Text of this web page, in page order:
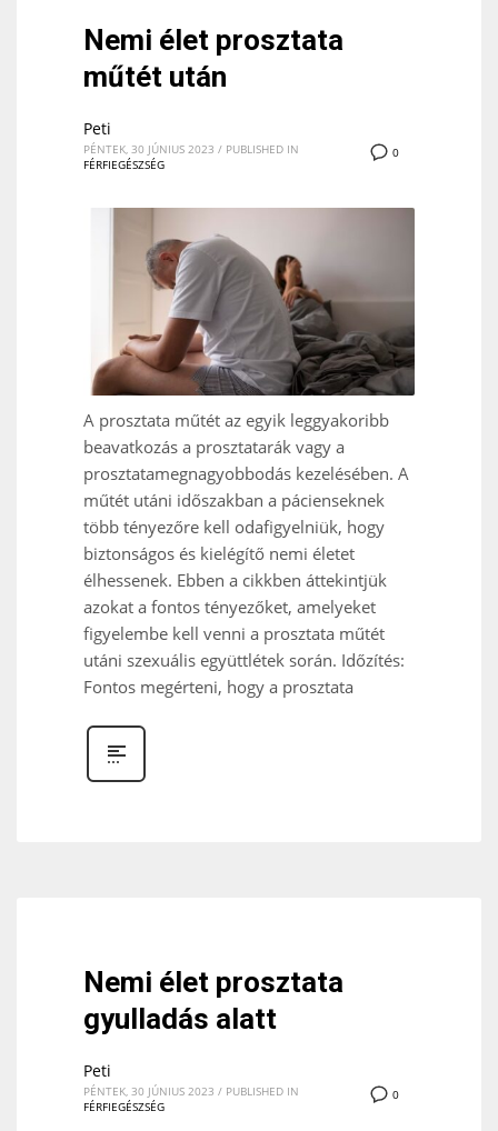
Nemi élet prosztata
műtét után
0
Peti
PÉNTEK, 30 JÚNIUS 2023 / PUBLISHED IN
FÉRFIEGÉSZSÉG
A prosztata műtét az egyik leggyakoribb
beavatkozás a prosztatarák vagy a
prosztatamegnagyobbodás kezelésében. A
műtét utáni időszakban a pácienseknek
több tényezőre kell odafigyelniük, hogy
biztonságos és kielégítő nemi életet
élhessenek. Ebben a cikkben áttekintjük
azokat a fontos tényezőket, amelyeket
figyelembe kell venni a prosztata műtét
utáni szexuális együttlétek során. Időzítés:
Fontos megérteni, hogy a prosztata
Nemi élet prosztata
gyulladás alatt
0
Peti
PÉNTEK, 30 JÚNIUS 2023 / PUBLISHED IN
FÉRFIEGÉSZSÉG